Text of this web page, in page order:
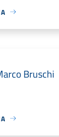
Bruschi